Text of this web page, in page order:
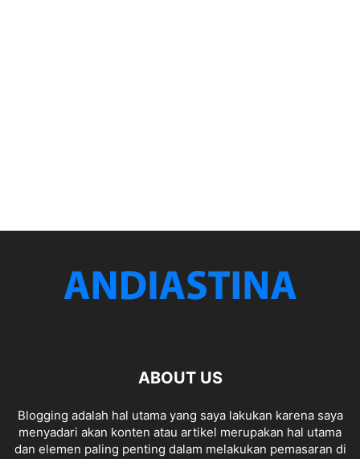
ABOUT US
Blogging adalah hal utama yang saya lakukan karena saya
menyadari akan konten atau artikel merupakan hal utama
dan elemen paling penting dalam melakukan pemasaran di